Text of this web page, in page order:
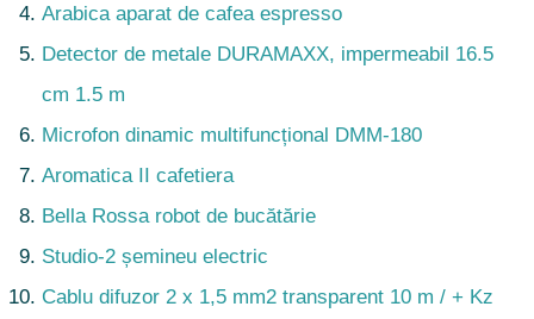
Arabica aparat de cafea espresso
Detector de metale DURAMAXX, impermeabil 16.5
cm 1.5 m
Microfon dinamic multifuncțional DMM-180
Aromatica II cafetiera
Bella Rossa robot de bucătărie
Studio-2 șemineu electric
Cablu difuzor 2 x 1,5 mm2 transparent 10 m / + Kz